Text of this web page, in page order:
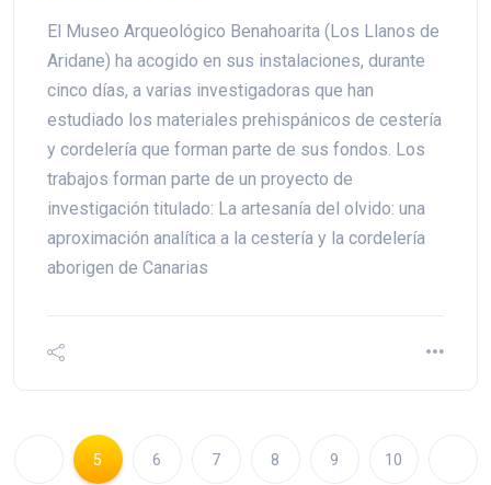
El Museo Arqueológico Benahoarita (Los Llanos de
Aridane) ha acogido en sus instalaciones, durante
cinco días, a varias investigadoras que han
estudiado los materiales prehispánicos de cestería
y cordelería que forman parte de sus fondos. Los
trabajos forman parte de un proyecto de
investigación titulado: La artesanía del olvido: una
aproximación analítica a la cestería y la cordelería
aborigen de Canarias
5 6 7 8 9 10